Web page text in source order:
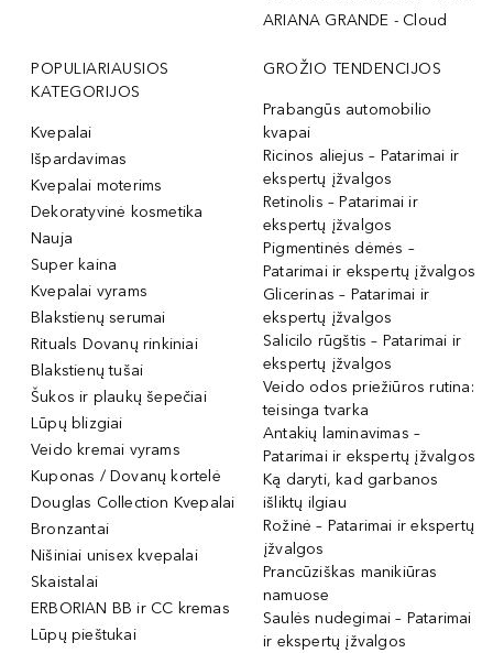
ARIANA GRANDE - Cloud
POPULIARIAUSIOS
KATEGORIJOS
Kvepalai
Išpardavimas
Kvepalai moterims
Dekoratyvinė kosmetika
Nauja
Super kaina
Kvepalai vyrams
Blakstienų serumai
Rituals Dovanų rinkiniai
Blakstienų tušai
Šukos ir plaukų šepečiai
Lūpų blizgiai
Veido kremai vyrams
Kuponas / Dovanų kortelė
Douglas Collection Kvepalai
Bronzantai
Nišiniai unisex kvepalai
Skaistalai
ERBORIAN BB ir CC kremas
Lūpų pieštukai
GROŽIO TENDENCIJOS
Prabangūs automobilio
kvapai
Ricinos aliejus – Patarimai ir
ekspertų įžvalgos
Retinolis – Patarimai ir
ekspertų įžvalgos
Pigmentinės dėmės –
Patarimai ir ekspertų įžvalgos
Glicerinas – Patarimai ir
ekspertų įžvalgos
Salicilo rūgštis – Patarimai ir
ekspertų įžvalgos
Veido odos priežiūros rutina:
teisinga tvarka
Antakių laminavimas –
Patarimai ir ekspertų įžvalgos
Ką daryti, kad garbanos
išliktų ilgiau
Rožinė – Patarimai ir ekspertų
įžvalgos
Prancūziškas manikiūras
namuose
Saulės nudegimai – Patarimai
ir ekspertų įžvalgos